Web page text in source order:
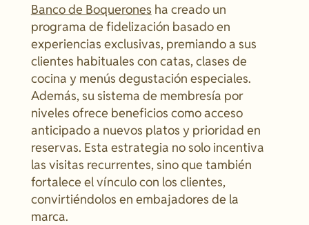
Banco de Boquerones ha creado un
programa de fidelización basado en
experiencias exclusivas, premiando a sus
clientes habituales con catas, clases de
cocina y menús degustación especiales.
Además, su sistema de membresía por
niveles ofrece beneficios como acceso
anticipado a nuevos platos y prioridad en
reservas. Esta estrategia no solo incentiva
las visitas recurrentes, sino que también
fortalece el vínculo con los clientes,
convirtiéndolos en embajadores de la
marca.